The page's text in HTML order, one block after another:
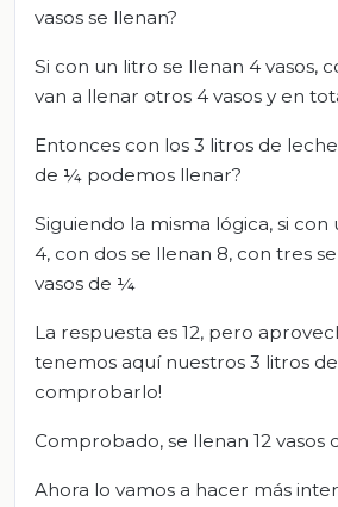
vasos se llenan?
Si con un litro se llenan 4 vasos,
van a llenar otros 4 vasos y en
Entonces con los 3 litros de
de ¼ podemos llenar?
Siguiendo la misma lógica, si con
4, con dos se llenan 8, con tres
vasos de ¼
La respuesta es 12, pero
tenemos aquí nuestros 3 litros de
comprobarlo!
Comprobado, se llenan 12 vasos
Ahora lo vamos a hacer más